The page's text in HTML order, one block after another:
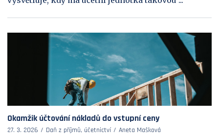
Okamžik účtování nákladů do vstupní ceny
27. 3. 2026 Daň z příjmů, účetnictví Aneta Mašková